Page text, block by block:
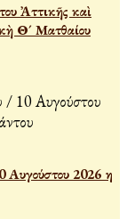
Ἀττικῆς καὶ
Θ´ Ματθαίου
Αυγούστου 2026 η